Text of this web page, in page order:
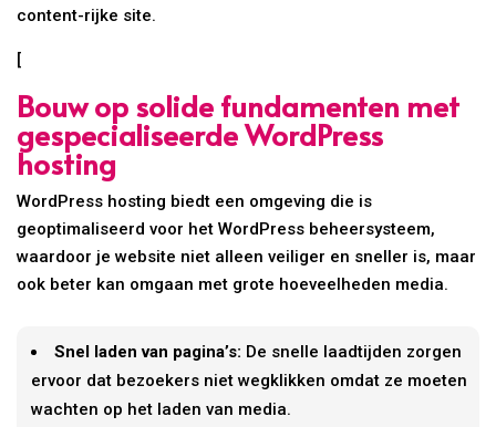
content-rijke site.
[
Bouw op solide fundamenten met
gespecialiseerde WordPress
hosting
WordPress hosting biedt een omgeving die is
geoptimaliseerd voor het WordPress beheersysteem,
waardoor je website niet alleen veiliger en sneller is, maar
ook beter kan omgaan met grote hoeveelheden media.
Snel laden van pagina’s: De snelle laadtijden zorgen
ervoor dat bezoekers niet wegklikken omdat ze moeten
wachten op het laden van media.